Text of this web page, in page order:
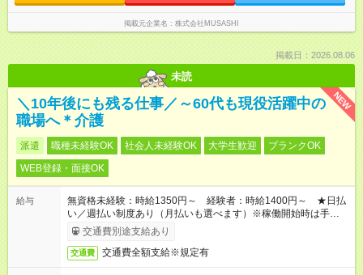
掲載元企業名 株式会社MUSASHI
掲載日：2026.08.06
未読
NEW
＼10年後にも残る仕事／～60代も現役活躍中の
職場へ＊介護
派遣 職種未経験OK 社会人未経験OK 大学生歓迎
ブランクOK
WEB登録・面接OK
給与
無資格未経験：時給1350円～ 経験者：時給1400円～ ★日払
い／週払い制度あり（月払いも選べます）※稼働開始時は手続き
完了次第のお支払いとなります。
交通費別途支給あり
交通費 交通費全額支給※規定有